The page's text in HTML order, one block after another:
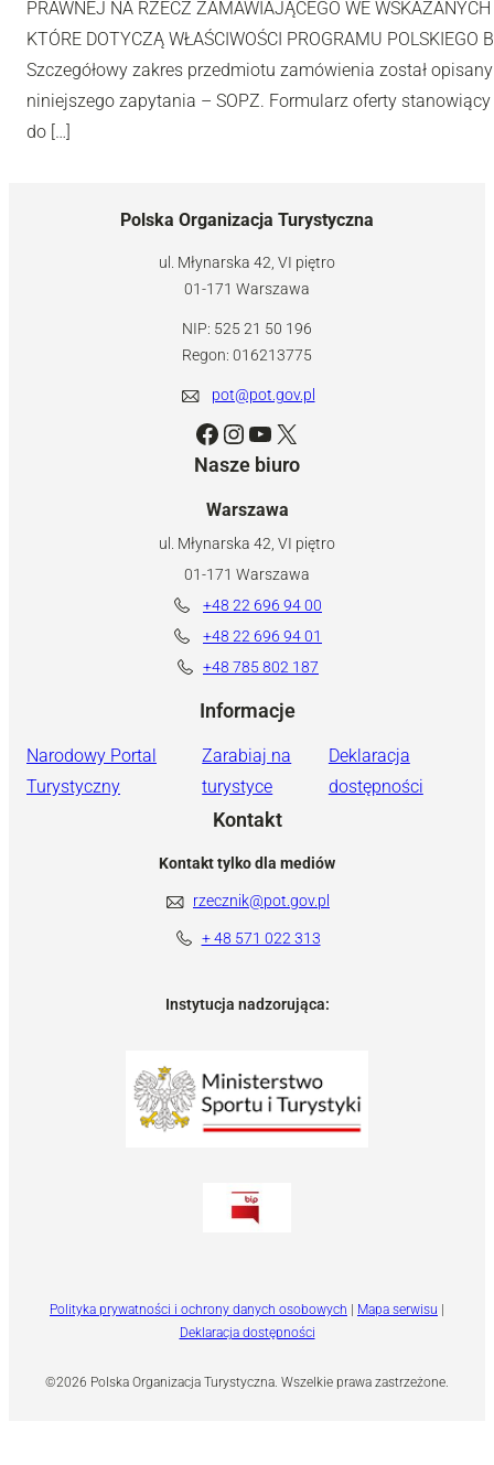
PRAWNEJ NA RZECZ ZAMAWIAJĄCEGO WE
KTÓRE DOTYCZĄ WŁAŚCIWOŚCI PROGRAMU POLSKIEGO
Szczegółowy zakres przedmiotu zamówienia został
niniejszego zapytania – SOPZ. Formularz oferty stanowiący
do […]
Polska Organizacja Turystyczna
ul. Młynarska 42, VI piętro
01-171 Warszawa
NIP: 525 21 50 196
Regon: 016213775
pot@pot.gov.pl
Facebook Instagram YouTube X
Nasze biuro
Warszawa
ul. Młynarska 42, VI piętro
01-171 Warszawa
+48 22 696 94 00
+48 22 696 94 01
+48 785 802 187
Informacje
Narodowy Portal
Turystyczny
Zarabiaj na
turystyce
Deklaracja
dostępności
Kontakt
Kontakt tylko dla mediów
rzecznik@pot.gov.pl
+ 48 571 022 313
Instytucja nadzorująca:
©2026 Polska Organizacja Turystyczna. Wszelkie prawa zastrzeżone.
Polityka prywatności i ochrony danych osobowych | Mapa serwisu |
Deklaracja dostępności